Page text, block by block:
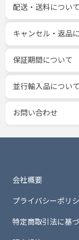
配送・送料について
キャンセル・返品
保証期間について
並行輸入品につい
お問い合わせ
会社概要
プライバシーポリ
特定商取引法に基